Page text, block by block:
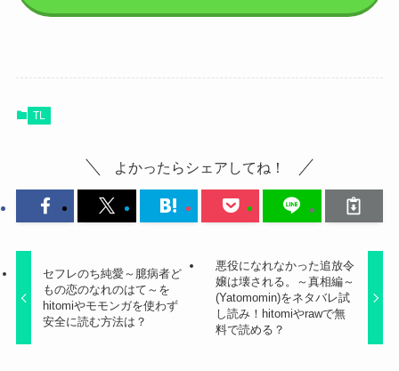
TL
よかったらシェアしてね！
セフレのち純愛～臆病者ど
もの恋のなれのはて～を
hitomiやモモンガを使わず
安全に読む方法は？
悪役になれなかった追放令
嬢は壊される。～真相編～
(Yatomomin)をネタバレ試
し読み！hitomiやrawで無
料で読める？